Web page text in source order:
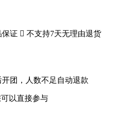
保证  不支持7天无理由退货
团，人数不足自动退款
以直接参与